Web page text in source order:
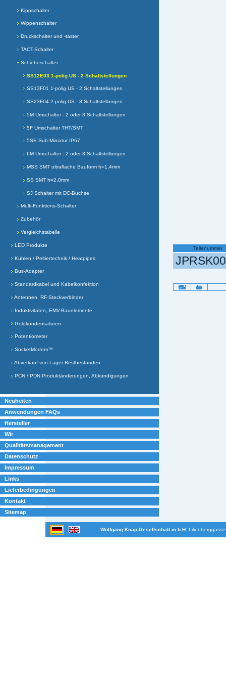
Kippschalter
Wippenschalter
Druckschalter und -taster
TACT-Schalter
Schiebeschalter
SS12E03 1-polig US - 2 Schaltstellungen
SS13F01 1-polig US - 2 Schaltstellungen
SS23F04 2-polig US - 3 Schaltstellungen
5M Umschalter - 2 oder 3 Schaltstellungen
5F Umschalter THT/SMT
5SE Sub-Miniatur IP67
6M Umschalter - 2 oder 3 Schaltstellungen
MSS SMT ultraflache Bauform h=1,4mm
SS SMT h=2,0mm
SJ Schalter mit DC-Buchse
Multi-Funktions-Schalter
Zubehör
Vergleichstabelle
LED Produkte
Kühlen / Peltiertechnik / Heatpipes
Bus-Adapter
Standardkabel und Kabelkonfektion
Antennen, RF-Steckverbinder
Induktivitäten, EMV-Bauelemente
Goldkondensatoren
Potentiometer
SocketModem™
Abverkauf von Lager-Restbeständen
PCN / PDN Produktänderungen, Abkündigungen
Neuheiten
Anwendungen FAQs
Hersteller
Wir
Qualitätsmanagement
Datenschutz
Impressum
Links
Lieferbedingungen
Kontakt
Sitemap
Teilenummer
Artikelaktionen
Wolfgang Knap Gesellschaft m.b.H.